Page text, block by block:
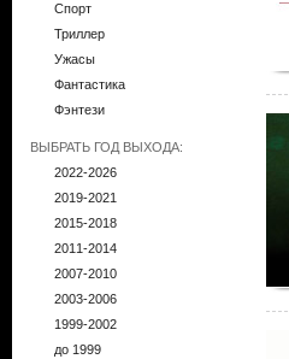
Спорт
Триллер
Ужасы
Фантастика
Фэнтези
ВЫБРАТЬ ГОД ВЫХОДА:
2022-2026
2019-2021
2015-2018
2011-2014
2007-2010
2003-2006
1999-2002
до 1999